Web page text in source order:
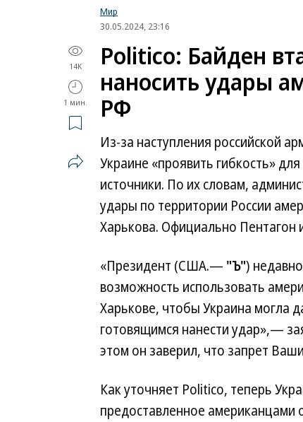
Мир
30.05.2024, 23:16
14K
1 мин.
Politico: Байден
наносить удары
РФ
Из-за наступления российской
Украине «проявить гибкость»
источники. По их словам,
удары по территории России
Харькова. Официально Пентагон
«Президент (США.— "Ъ")
возможность использовать
Харькове, чтобы Украина могла
готовящимся нанести удар»,—
этом он заверил, что запрет
Как уточняет Politico, теперь
предоставленное американцами